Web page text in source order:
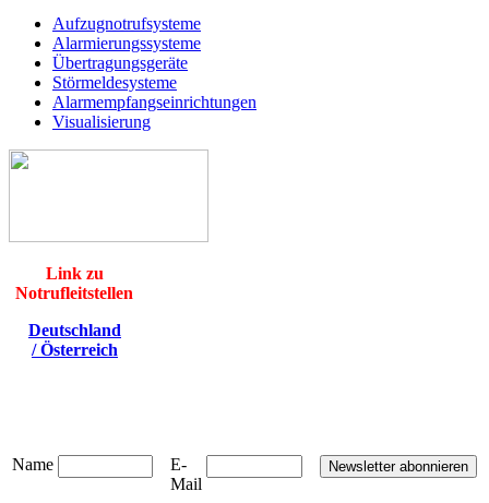
Aufzugnotrufsysteme
Alarmierungssysteme
Übertragungsgeräte
Störmeldesysteme
Alarmempfangseinrichtungen
Visualisierung
Link zu
Notrufleitstellen
Deutschland
/Österreich
Name
E-
Mail